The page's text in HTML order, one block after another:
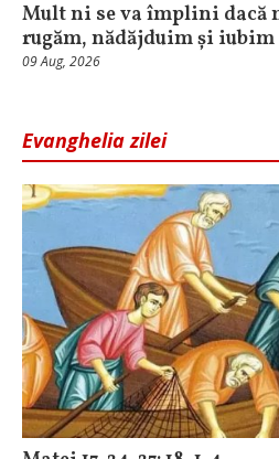
Mult ni se va împlini dacă
rugăm, nădăjduim și iubim
09 Aug, 2026
Evanghelia zilei